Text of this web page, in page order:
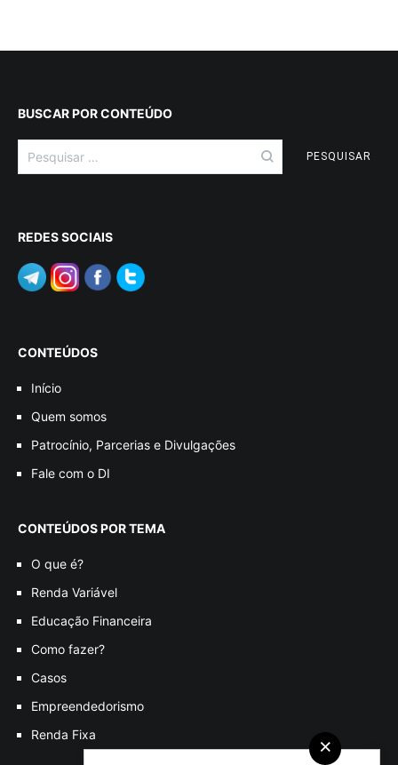
BUSCAR POR CONTEÚDO
por:
REDES SOCIAIS
CONTEÚDOS
Início
Quem somos
Patrocínio, Parcerias e Divulgações
Fale com o DI
CONTEÚDOS POR TEMA
O que é?
Renda Variável
Educação Financeira
Como fazer?
Casos
Empreendedorismo
Renda Fixa
×